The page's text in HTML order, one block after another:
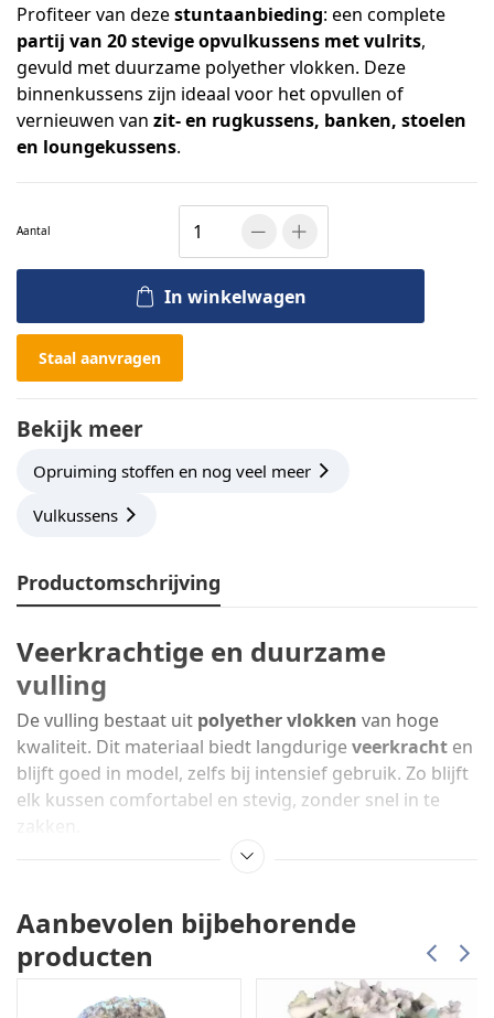
Profiteer van dezestuntaanbieding: een complete
partij van 20 stevige opvulkussens met vulrits,
gevuld met duurzame polyether vlokken. Deze
binnenkussens zijn ideaal voor het opvullen of
vernieuwen van zit- en rugkussens, banken, stoelen
en loungekussens.
Aantal
In winkelwagen
Staal aanvragen
Bekijk meer
Opruiming stoffen en nog veel meer
Vulkussens
Productomschrijving
Veerkrachtige en duurzame
vulling
De vulling bestaat uit polyether vlokken van hoge
kwaliteit. Dit materiaal biedt langdurige veerkracht en
blijft goed in model, zelfs bij intensief gebruik. Zo blijft
elk kussen comfortabel en stevig, zonder snel in te
met vulrits, zodat u eenvoudig devulling kunt
aanpassenaan de gewenste hardheid of volume. Dit
maakt deze opvulkussens niet alleen praktisch, maar
herbruikbaar duurzaamin gebruik.
Aanbevolen bijbehorende
producten